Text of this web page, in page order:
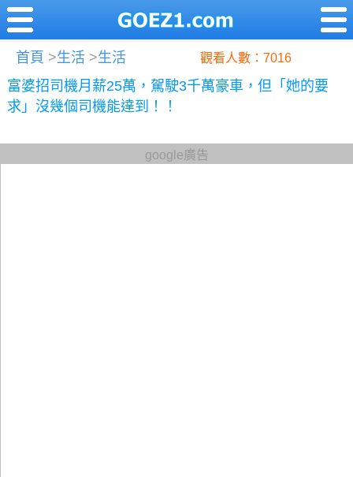
首頁 >生活 >生活 觀看人數：7016
富婆招司機月薪25萬，駕駛3千萬豪車，但「她的要
求」沒幾個司機能達到！！
google廣告